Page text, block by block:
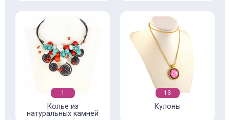
1
Колье из
натуральных камней
13
Кулоны